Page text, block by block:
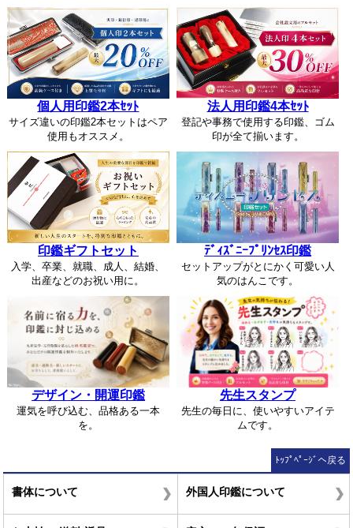
個人用印鑑2本ｾｯﾄ
サイズ違いの印鑑2本セットはペア
使用もオススメ。
法人用印鑑4本ｾｯﾄ
登記や事務で使用する印鑑、ゴム
印が全て揃います。
印鑑ギフトセット
入学、卒業、就職、成人、結婚、
出産などのお祝い用に。
ﾃﾞｨｽﾞﾆｰﾌﾟﾘﾝｾｽ印鑑
セットアップがとにかく可愛い人
気のはんこです。
デザイン・開運印鑑
運気を呼び込む、品格ある一本
を。
先生スタンプ
先生の毎日に、使いやすいアイテ
ムです。
ﾄｯﾌﾟﾍﾟｰｼﾞへ戻る
書体について 外国人印鑑について